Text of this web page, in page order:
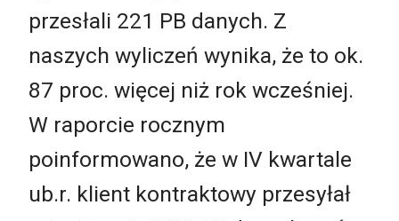
przesłali 221 PB danych. Z
naszych wyliczeń wynika, że to ok.
87 proc. więcej niż rok wcześniej.
W raporcie rocznym
poinformowano, że w IV kwartale
ub.r. klient kontraktowy przesyłał